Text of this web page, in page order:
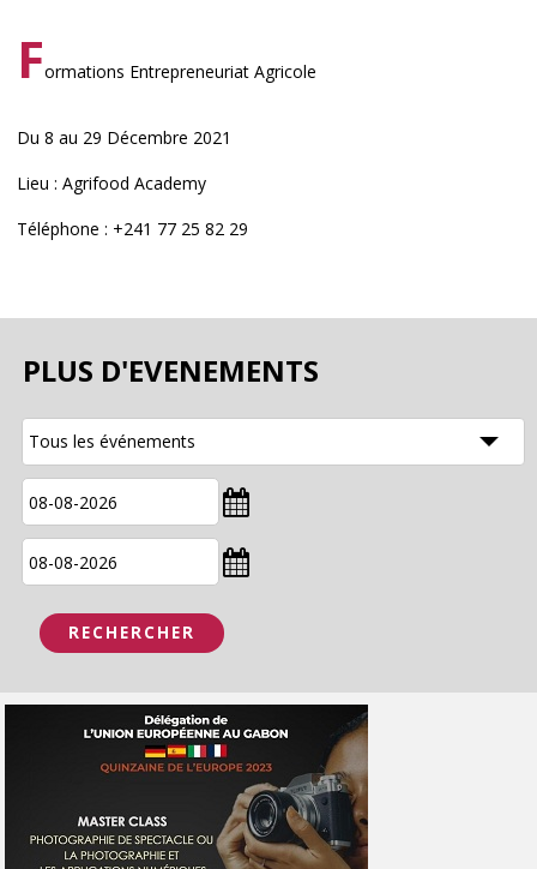
Formations Entrepreneuriat Agricole
Du 8 au 29 Décembre 2021
Lieu : Agrifood Academy
Téléphone : +241 77 25 82 29
PLUS D'EVENEMENTS